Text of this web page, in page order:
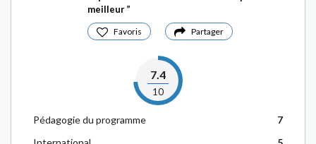
meilleur
Favoris Partager
7.4
10
Pédagogie du programme
7